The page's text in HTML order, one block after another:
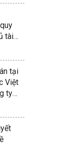
tài
tại
Việt
ty